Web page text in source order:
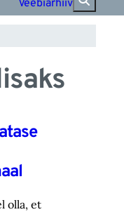
Veebiarhiiv
olla, et